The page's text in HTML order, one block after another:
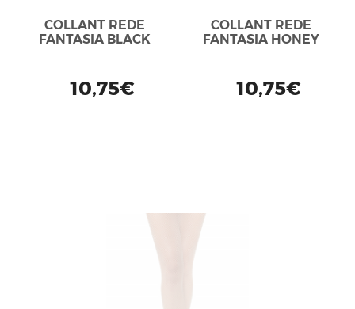
COLLANT REDE
FANTASIA BLACK
10,75€
COLLANT REDE
FANTASIA HONEY
10,75€